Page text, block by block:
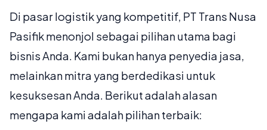
Di pasar logistik yang kompetitif, PT Trans Nusa
Pasifik menonjol sebagai pilihan utama bagi
bisnis Anda. Kami bukan hanya penyedia jasa,
melainkan mitra yang berdedikasi untuk
kesuksesan Anda. Berikut adalah alasan
mengapa kami adalah pilihan terbaik: